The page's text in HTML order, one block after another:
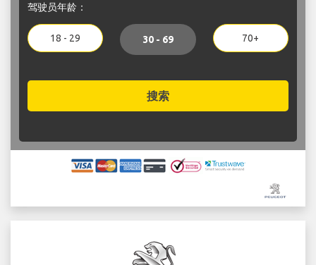
驾驶员年龄：
18 - 29 30 - 69 70+
搜索